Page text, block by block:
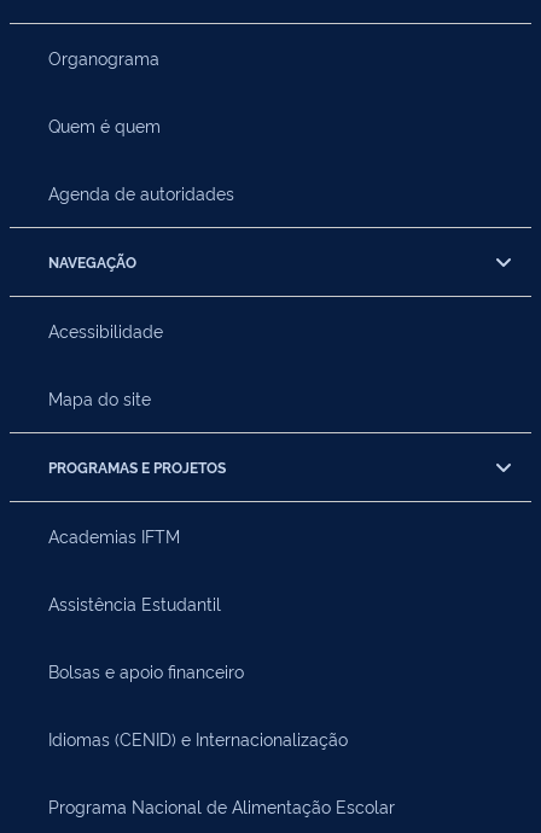
Organograma
Quem é quem
Agenda de autoridades
NAVEGAÇÃO
Acessibilidade
Mapa do site
PROGRAMAS E PROJETOS
Academias IFTM
Assistência Estudantil
Bolsas e apoio financeiro
Idiomas (CENID) e Internacionalização
Programa Nacional de Alimentação Escolar